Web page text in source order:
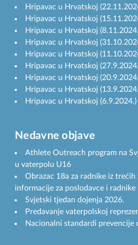
Hripavac u Hrvatskoj
Hripavac u Hrvatskoj
Hripavac u Hrvatskoj
Hripavac u Hrvatskoj
Hripavac u Hrvatskoj
Hripavac u Hrvatskoj
Hripavac u Hrvatskoj
Hripavac u Hrvatskoj
Hripavac u Hrvatskoj (6.9.2024.)
Nedavne objave
Athlete Outreach program na
u vaterpolu U16
Obrazac 18a za radnike iz trećih
informacije za poslodavce i radnike
Svjetski tjedan dojenja 2026.
Predavanje vaterpolskoj
Nacionalni standardi prevencije